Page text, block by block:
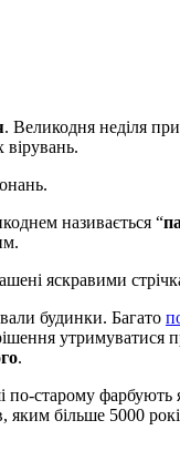
. Великодня неділя
вірувань.
називається “
яскравими
будинки. Багато
утримуватися
.
по-старому
яким більше 5000